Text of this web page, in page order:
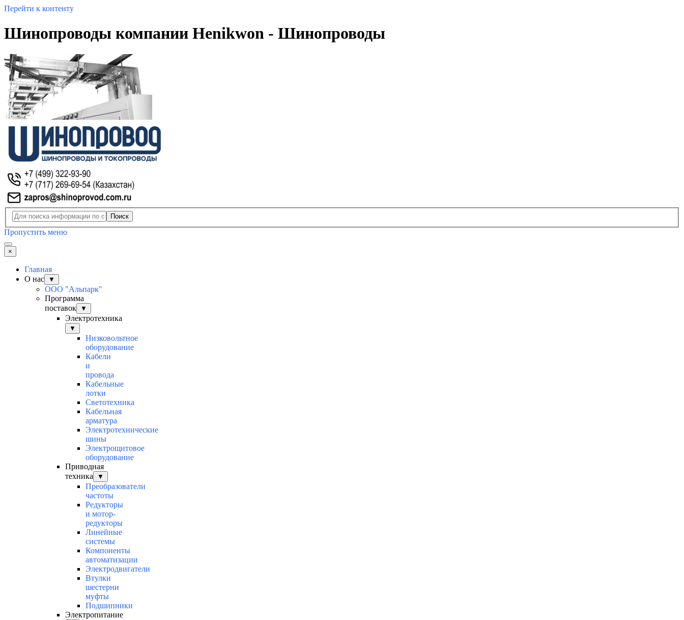
Перейти к контенту
Шинопроводы компании Henikwon - Шинопроводы
Поиск
Пропустить меню
×
Главная
О нас
▼
ООО "Альпарк"
Программа
поставок
▼
Электротехника
▼
Низковольтное
оборудование
Кабели
и
провода
Кабельные
лотки
Светотехника
Кабельная
арматура
Электротехнические
шины
Электрощитовое
оборудование
Приводная
техника
▼
Преобразователи
частоты
Редукторы
и мотор-
редукторы
Линейные
системы
Компоненты
автоматизации
Электродвигатели
Втулки
шестерни
муфты
Подшипники
Электропитание